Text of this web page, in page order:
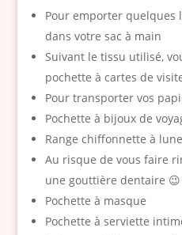
m
pl
a
c
e
m
e
n
t
ti
e
p
oi
t
u
e
s
u
r
l’
té
in
té
ri
e
u
r
d
e
la
p
u
tr
e
p
ar
ti
e
d
e
la
p
rt
!
p
ar
ti
e
e
st
p
o
s
é
e
p
o
c
h
et
te
et
v
ér
ifi
er
p
re
ss
io
n
et
m
ar
q
u
e
Pour emporter quelques
dans votre sac à main
Suivant le tissu utilisé,
pochette à cartes de
Pour transporter vos
Pochette à bijoux de
Range chiffonnette à
Au risque de vous faire
une gouttière dentaire 😉
Pochette à masque
Pochette à serviette